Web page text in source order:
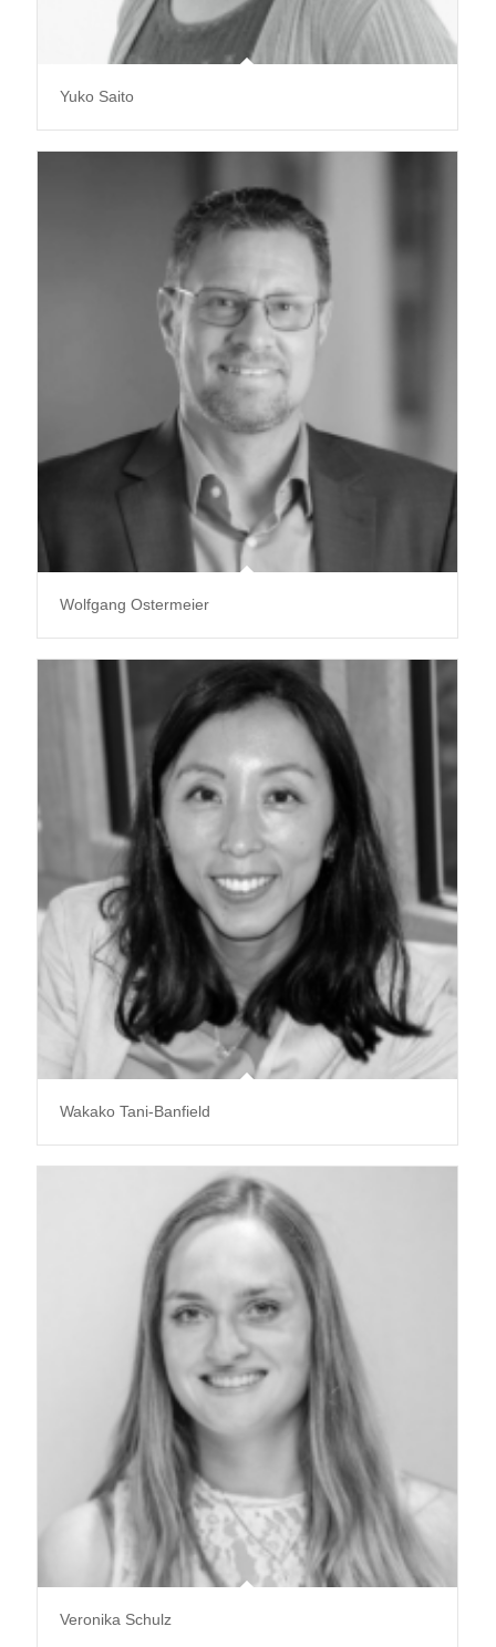
Yuko Saito
Wolfgang Ostermeier
Wakako Tani-Banfield
Veronika Schulz